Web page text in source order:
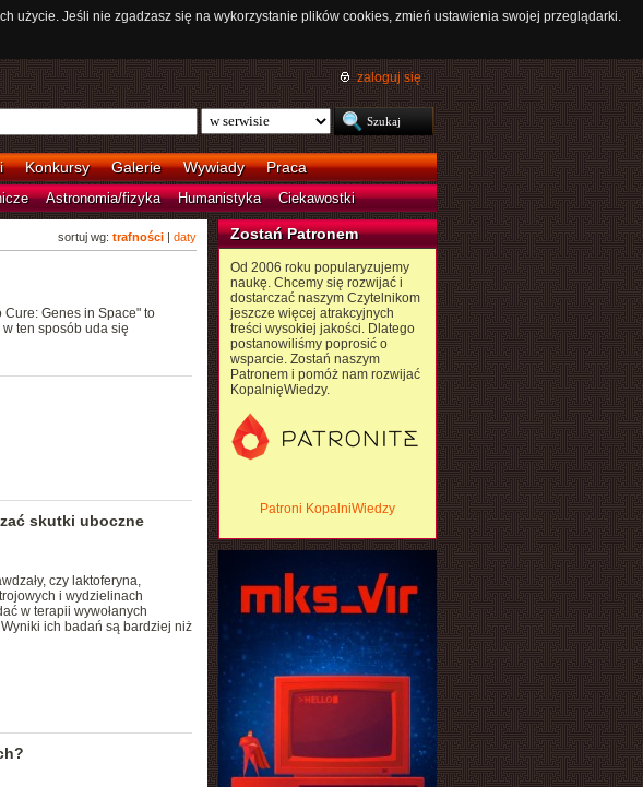
użycie. Jeśli nie zgadzasz się na wykorzystanie plików cookies, zmień ustawienia swojej przeglądarki.
zaloguj się
Konkursy Galerie Wywiady Praca
Astronomia/fizyka Humanistyka Ciekawostki
sortuj wg: trafności| daty
Genes in Space" to
ten sposób uda się
skutki uboczne
czy laktoferyna,
i wydzielinach
w terapii wywołanych
ich badań są bardziej niż
Zostań Patronem
Od 2006 roku popularyzujemy
naukę. Chcemy się rozwijać i
dostarczać naszym Czytelnikom
jeszcze więcej atrakcyjnych
treści wysokiej jakości. Dlatego
postanowiliśmy poprosić o
wsparcie. Zostań naszym
Patronem i pomóż nam rozwijać
KopalnięWiedzy.
Patroni KopalniWiedzy